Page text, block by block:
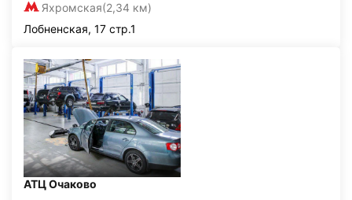
Яхромская(2,34 км)
Лобненская, 17 стр.1
АТЦ Очаково